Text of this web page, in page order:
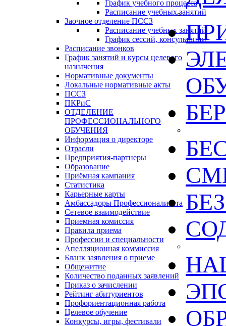
График учебного процесса
Расписание учебных занятий
Заочное отделение ПССЗ
Расписание учебных занятий
График сессий, консультации
Расписание звонков
График занятий и курсы целевого
назначения
Нормативные документы
Локальные нормативные акты
ПССЗ
ПКРиС
ОТДЕЛЕНИЕ
ПРОФЕССИОНАЛЬНОГО
ОБУЧЕНИЯ
Информация о директоре
Отрасли
Предприятия-партнеры
Образование
Приёмная кампания
Статистика
Карьерные карты
Амбассадоры Профессионалитета
Сетевое взаимодействие
Приемная комиссия
Правила приема
Профессии и специальности
Апелляционная коммиссия
Бланк заявления о приеме
Общежитие
Количество поданных заявлений
Приказ о зачислении
Рейтинг абитуриентов
Профориентационная работа
Целевое обучение
Конкурсы, игры, фестивали